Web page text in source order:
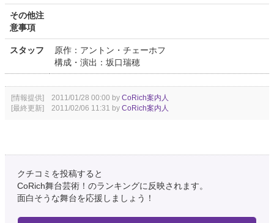
その他注
意事項
スタッフ
原作：アントン・チェーホフ
構成・演出：坂口瑞穂
[情報提供] 2011/01/28 00:00 by CoRich案内人
[最終更新] 2011/02/06 11:31 by CoRich案内人
クチコミを投稿すると
CoRich舞台芸術！のランキングに反映されます。
面白そうな舞台を応援しましょう！